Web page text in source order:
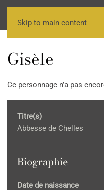
Skip to main content
Gisèle
Ce personnage n’a pas
Titre(s)
Abbesse de Chelles
Biographie
Date de naissance